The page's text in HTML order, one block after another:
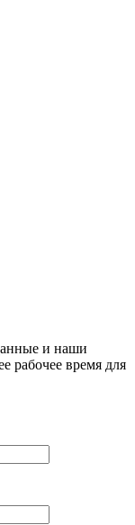
и наши
рабочее время для